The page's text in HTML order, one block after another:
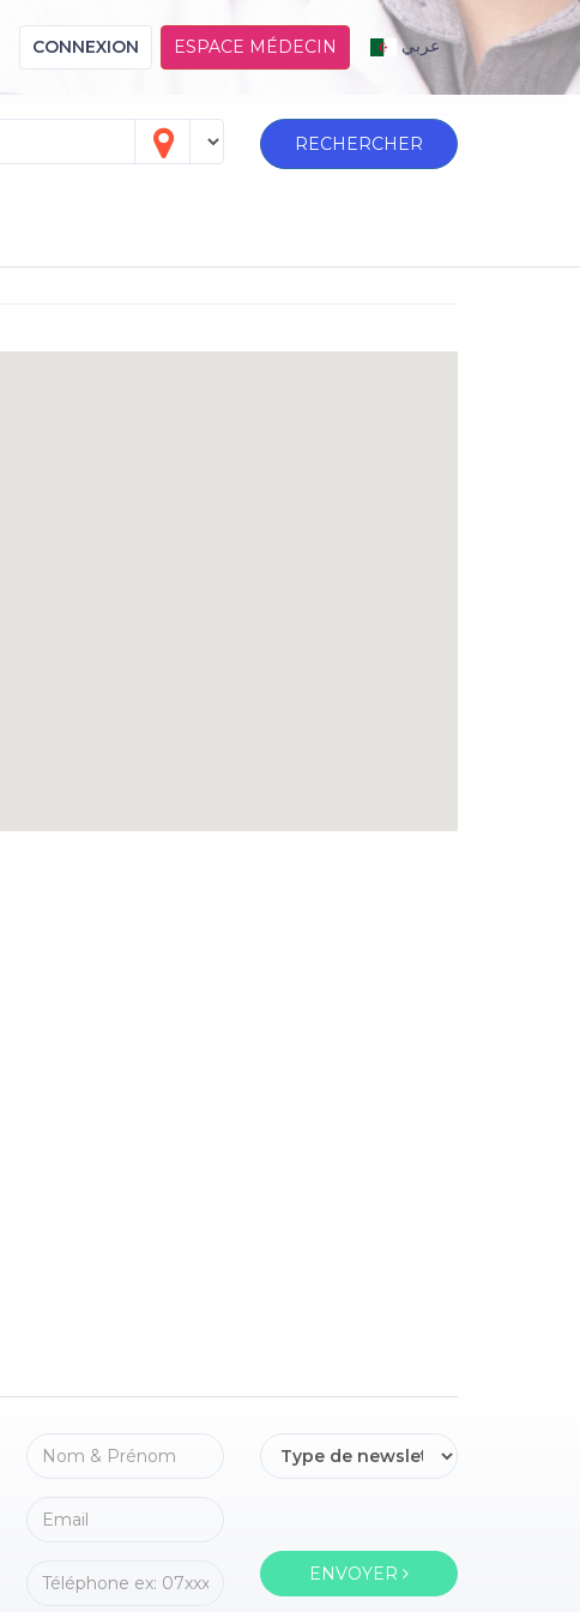
CONNEXION ESPACE MÉDECIN عربي
RECHERCHER
ENVOYER